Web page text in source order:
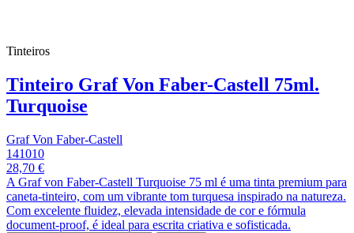
Tinteiros
Tinteiro Graf Von Faber-Castell 75ml.
Turquoise
Graf Von Faber-Castell
141010
28,70 €
A Graf von Faber-Castell Turquoise 75 ml é uma tinta premium para
caneta-tinteiro, com um vibrante tom turquesa inspirado na natureza.
Com excelente fluidez, elevada intensidade de cor e fórmula
document-proof, é ideal para escrita criativa e sofisticada.